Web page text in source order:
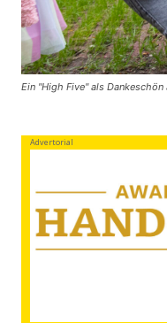
Ein "High Five" als
Advertorial